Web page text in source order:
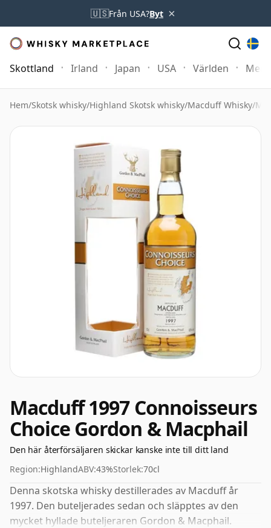
🇺🇸Från USA?Byt ×
Skottland Irland Japan USA Världen Mer
Hem/Skotsk whisky/Highland Skotsk whisky/Macduff Whisky/
Macduff 1997 Connoisseurs
Choice Gordon & Macphail
Den här återförsäljaren skickar kanske inte till ditt land
Region:HighlandABV:43%Storlek:70cl
Denna skotska whisky destillerades av Macduff år
1997. Den buteljerades sedan och släpptes av den
mycket hyllade buteljeraren Gordon & Macphail.